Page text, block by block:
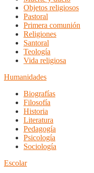
Objetos religiosos
Pastoral
Primera comunión
Religiones
Santoral
Teología
Vida religiosa
Humanidades
Biografías
Filosofía
Historia
Literatura
Pedagogía
Psicología
Sociología
Escolar